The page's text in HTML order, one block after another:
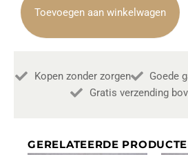
Antraciet
135cm
Towerliving
Toevoegen aan winkelwagen
Kopen zonder zorgen Goede
Gratis verzending
GERELATEERDE